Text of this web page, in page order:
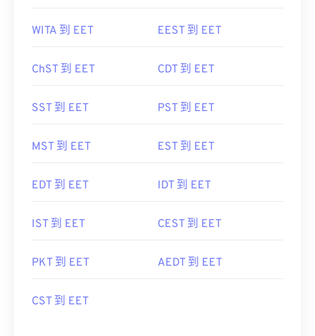
WITA 到 EET EEST 到 EET
ChST 到 EET CDT 到 EET
SST 到 EET PST 到 EET
MST 到 EET EST 到 EET
EDT 到 EET IDT 到 EET
IST 到 EET CEST 到 EET
PKT 到 EET AEDT 到 EET
CST 到 EET